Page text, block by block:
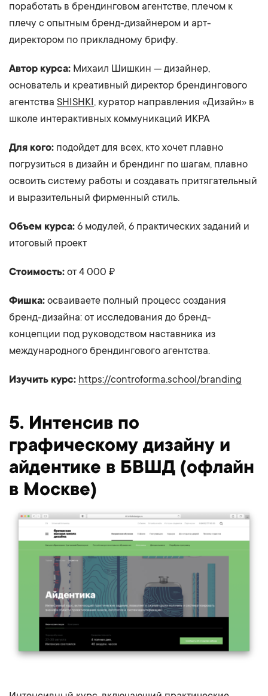
поработать в брендинговом агентстве, плечом к
плечу с опытным бренд-дизайнером и арт-
директором по прикладному брифу.
Автор курса: Михаил Шишкин — дизайнер,
основатель и креативный директор брендингового
агентства SHISHKI , куратор направления «Дизайн» в
школе интерактивных коммуникаций ИКРА
Для кого: подойдет для всех, кто хочет плавно
погрузиться в дизайн и брендинг по шагам, плавно
освоить систему работы и создавать притягательный
и выразительный фирменный стиль.
Объем курса: 6 модулей, 6 практических заданий и
итоговый проект
Стоимость: от 4 000 ₽
Фишка: осваиваете полный процесс создания
бренд-дизайна: от исследования до бренд-
концепции под руководством наставника из
международного брендингового агентства.
Изучить курс: https://controforma.school/branding
5. Интенсив по
графическому дизайну и
айдентике в БВШД (офлайн
в Москве)